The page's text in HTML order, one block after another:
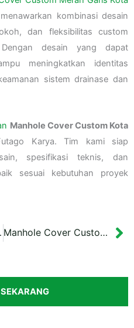
menawarkan kombinasi desain
dan fleksibilitas custom
desain yang dapat
meningkatkan identitas
sistem drainase dan
Manhole Cover Custom Kota
Karya. Tim kami siap
spesifikasi teknis, dan
sesuai kebutuhan proyek
Manhole Cover Custom Sepakat